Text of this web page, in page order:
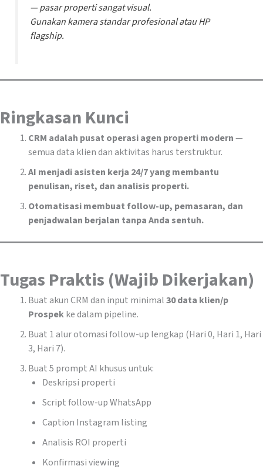
— pasar properti sangat visual.
Gunakan kamera standar profesional atau HP
flagship.
Ringkasan Kunci
CRM adalah pusat operasi agen properti modern—
semua data klien dan aktivitas harus terstruktur.
AI menjadi asisten kerja 24/7 yang membantu
penulisan, riset, dan analisis properti.
Otomatisasi membuat follow-up, pemasaran, dan
penjadwalan berjalan tanpa Anda sentuh.
Tugas Praktis (Wajib Dikerjakan)
Buat akun CRM dan input minimal30 data klien/p
Prospekke dalam pipeline.
Buat 1 alur otomasi follow-up lengkap (Hari 0, Hari 1, Hari
3, Hari 7).
Buat 5 prompt AI khusus untuk:
Deskripsi properti
Script follow-up WhatsApp
Caption Instagram listing
Analisis ROI properti
Konfirmasi viewing